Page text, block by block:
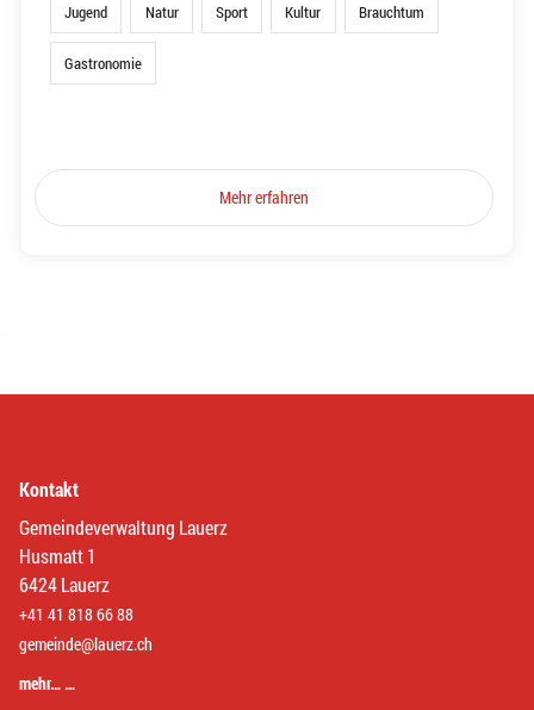
Jugend Natur Sport Kultur Brauchtum
Gastronomie
Mehr erfahren
Kontakt
Gemeindeverwaltung Lauerz
Husmatt 1
6424 Lauerz
+41 41 818 66 88
gemeinde@lauerz.ch
mehr… …